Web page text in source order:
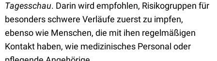
Tagesschau. Darin wird empfohlen, Risikogruppen für
besonders schwere Verläufe zuerst zu impfen,
ebenso wie Menschen, die mit ihen regelmäßigen
Kontakt haben, wie medizinisches Personal oder